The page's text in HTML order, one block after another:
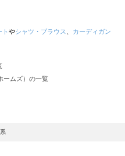
ト やシャツ・ブラウス
カーディガン
ームズ）の一覧
ンサモスモス）の一覧
）の一覧